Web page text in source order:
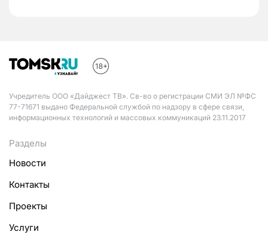
Учредитель ООО «Дайджест ТВ». Св-во о регистрации СМИ ЭЛ №ФС
77-71671 выдано Федеральной службой по надзору в сфере связи,
информационных технологий и массовых коммуникаций 23.11.2017
Разделы
Новости
Контакты
Проекты
Услуги